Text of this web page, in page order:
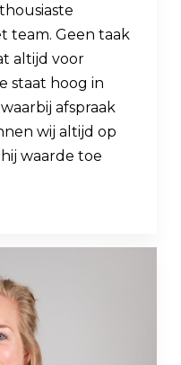
team. Geen taak
altijd voor
staat hoog in
afspraak
wij altijd op
waarde toe